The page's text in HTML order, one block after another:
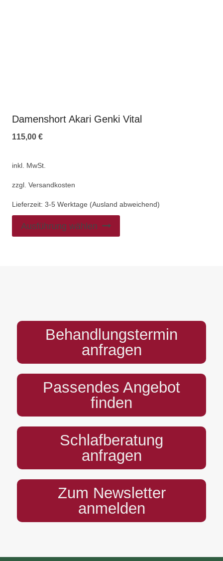
Damenshort Akari Genki Vital
115,00 €
inkl. MwSt.
zzgl. Versandkosten
Lieferzeit: 3-5 Werktage (Ausland abweichend)
Ausführung wählen
Behandlungstermin
anfragen
Passendes Angebot
finden
Schlafberatung
anfragen
Zum Newsletter
anmelden